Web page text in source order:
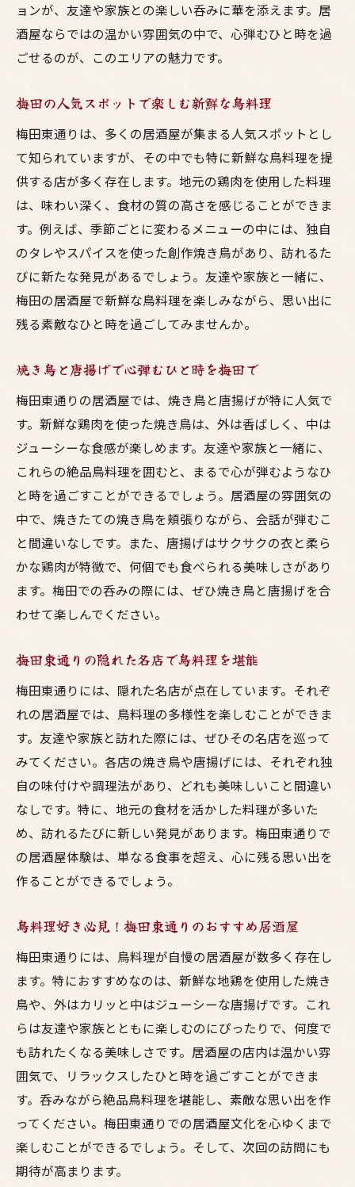
美味しい料理で乾杯！梅田東通りの魅力
家族で味わう梅田東通りの絶品鳥料理と笑顔の
ひと時
家族で楽しむ梅田東通りの鳥料理の逸品
東通りの家族向け居酒屋での素敵なひと時
梅田でのファミリーランチはここで決ま
り！
家族で楽しむ梅田東通りのグルメスポット
梅田東通りの呑みスポット美味い鳥料理と豊富
なお酒
梅田の居酒屋で味わう鳥料理と地酒
東通りで見つける美味い酒と料理のペアリ
ング
梅田の夜を彩る居酒屋の魅力とは
梅田東通りの呑み歩きスポットガイド
東通りで見つける鳥料理の新たな魅力友達と共
に
梅田東通りで発見する鳥料理の新トレンド
友達と共有したい東通りの居酒屋体験
梅田の居酒屋で驚く鳥料理のバリエーショ
ン
東通りで友達と楽しむ鳥料理の魅力
梅田東通りの新たな居酒屋スポットを探そ
う
梅田の夜を満喫する居酒屋選びのコツ
心躍る鳥料理で梅田の夜を楽しもう
梅田での呑み会に最適な居酒屋とは
美味しい料理と共に梅田の夜を満喫
鳥料理好きのための梅田居酒屋ガイド
笑顔溢れるひと時を梅田東通りの鳥料理居酒屋
で
笑顔が絶えない梅田東通りの居酒屋体験
東通りの居酒屋で笑顔になる瞬間とは
梅田での大切なひと時にぴったりの居酒屋
美味しい料理で笑顔になれる梅田東通り
ョンが、友達や家族との楽しい呑みに華を添えます。居
酒屋ならではの温かい雰囲気の中で、心弾むひと時を過
ごせるのが、このエリアの魅力です。
梅田の人気スポットで楽しむ新鮮な鳥料理
梅田東通りは、多くの居酒屋が集まる人気スポットとし
て知られていますが、その中でも特に新鮮な鳥料理を提
供する店が多く存在します。地元の鶏肉を使用した料理
は、味わい深く、食材の質の高さを感じることができま
す。例えば、季節ごとに変わるメニューの中には、独自
のタレやスパイスを使った創作焼き鳥があり、訪れるた
びに新たな発見があるでしょう。友達や家族と一緒に、
梅田の居酒屋で新鮮な鳥料理を楽しみながら、思い出に
残る素敵なひと時を過ごしてみませんか。
焼き鳥と唐揚げで心弾むひと時を梅田で
梅田東通りの居酒屋では、焼き鳥と唐揚げが特に人気で
す。新鮮な鶏肉を使った焼き鳥は、外は香ばしく、中は
ジューシーな食感が楽しめます。友達や家族と一緒に、
これらの絶品鳥料理を囲むと、まるで心が弾むようなひ
と時を過ごすことができるでしょう。居酒屋の雰囲気の
中で、焼きたての焼き鳥を頬張りながら、会話が弾むこ
と間違いなしです。また、唐揚げはサクサクの衣と柔ら
かな鶏肉が特徴で、何個でも食べられる美味しさがあり
ます。梅田での呑みの際には、ぜひ焼き鳥と唐揚げを合
わせて楽しんでください。
梅田東通りの隠れた名店で鳥料理を堪能
梅田東通りには、隠れた名店が点在しています。それぞ
れの居酒屋では、鳥料理の多様性を楽しむことができま
す。友達や家族と訪れた際には、ぜひその名店を巡って
みてください。各店の焼き鳥や唐揚げには、それぞれ独
自の味付けや調理法があり、どれも美味しいこと間違い
なしです。特に、地元の食材を活かした料理が多いた
め、訪れるたびに新しい発見があります。梅田東通りで
の居酒屋体験は、単なる食事を超え、心に残る思い出を
作ることができるでしょう。
鳥料理好き必見！梅田東通りのおすすめ居酒屋
梅田東通りには、鳥料理が自慢の居酒屋が数多く存在し
ます。特におすすめなのは、新鮮な地鶏を使用した焼き
鳥や、外はカリッと中はジューシーな唐揚げです。これ
らは友達や家族とともに楽しむのにぴったりで、何度で
も訪れたくなる美味しさです。居酒屋の店内は温かい雰
囲気で、リラックスしたひと時を過ごすことができま
す。呑みながら絶品鳥料理を堪能し、素敵な思い出を作
ってください。梅田東通りでの居酒屋文化を心ゆくまで
楽しむことができるでしょう。そして、次回の訪問にも
期待が高まります。